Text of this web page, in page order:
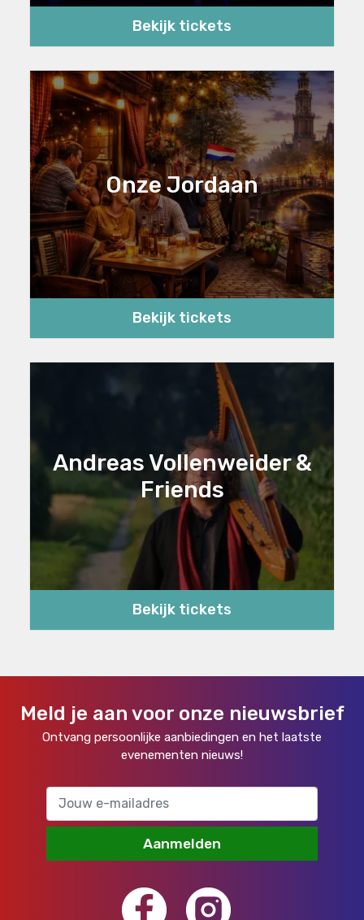
Bekijk tickets
Onze Jordaan
Bekijk tickets
Andreas Vollenweider &
Friends
Bekijk tickets
Meld je aan voor onze nieuwsbrief
Ontvang persoonlijke aanbiedingen en het laatste
evenementen nieuws!
Aanmelden